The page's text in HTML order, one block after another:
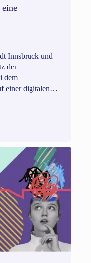
Innsbruck und
der
dem
einer digitalen
Teilnehmenden.